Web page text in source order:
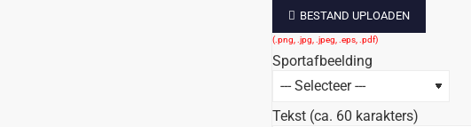
BESTAND UPLOADEN
Sportafbeelding
Tekst (ca. 60 karakters)